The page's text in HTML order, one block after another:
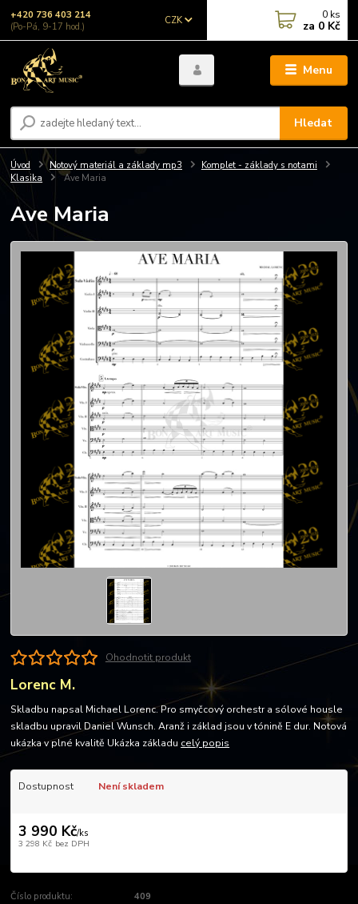
Menu
CZK
Hledat
+420 736 403 214
(Po-Pá, 9-17 hod.)
0 ks
za 0 Kč
Úvod Notový materiál a základy mp3
Komplet - základy s notami
Klasika
Ave Maria
Ave Maria
Ohodnotit produkt
Lorenc M.
Skladbu napsal Michael Lorenc. Pro smyčcový orchestr a sólové housle
skladbu upravil Daniel Wunsch. Aranž i základ jsou v tónině E dur. Notová
ukázka v plné kvalitě Ukázka základu celý popis
Dostupnost Není skladem
3 990 Kč/ks
3 298 Kč bez DPH
Číslo produktu: 409